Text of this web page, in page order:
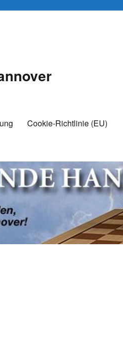
Cookie-Richtlinie (EU)